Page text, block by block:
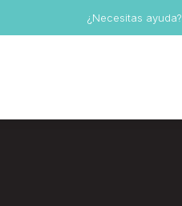
¿Necesitas ayuda?